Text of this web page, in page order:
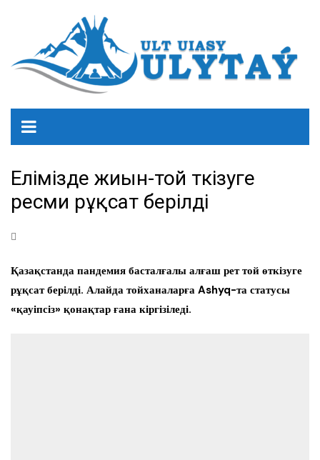
Елімізде жиын-той өткізуге
ресми рұқсат берілді
Қазақстанда пандемия басталғалы алғаш рет той өткізуге
рұқсат берілді. Алайда тойханаларға Ashyq-та статусы
«қауіпсіз» қонақтар ғана кіргізіледі.